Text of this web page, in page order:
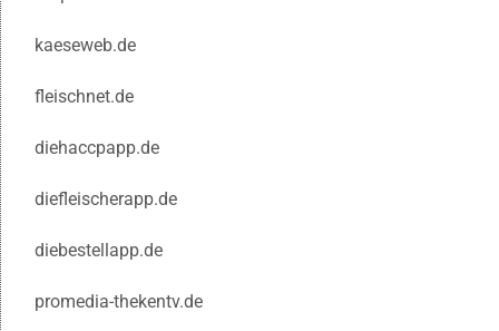
kaeseweb.de
fleischnet.de
diehaccpapp.de
diefleischerapp.de
diebestellapp.de
promedia-thekentv.de